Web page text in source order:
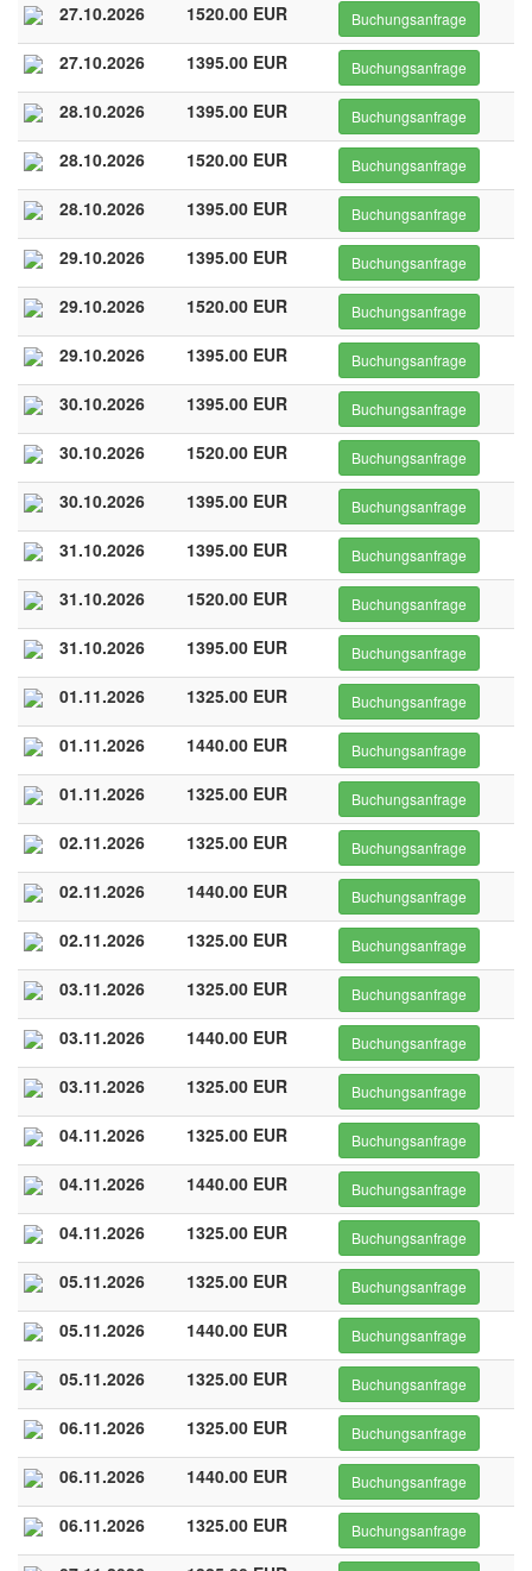
27.10.2026 1520.00 EUR Buchungsanfrage
27.10.2026 1395.00 EUR Buchungsanfrage
28.10.2026 1395.00 EUR Buchungsanfrage
28.10.2026 1520.00 EUR Buchungsanfrage
28.10.2026 1395.00 EUR Buchungsanfrage
29.10.2026 1395.00 EUR Buchungsanfrage
29.10.2026 1520.00 EUR Buchungsanfrage
29.10.2026 1395.00 EUR Buchungsanfrage
30.10.2026 1395.00 EUR Buchungsanfrage
30.10.2026 1520.00 EUR Buchungsanfrage
30.10.2026 1395.00 EUR Buchungsanfrage
31.10.2026 1395.00 EUR Buchungsanfrage
31.10.2026 1520.00 EUR Buchungsanfrage
31.10.2026 1395.00 EUR Buchungsanfrage
01.11.2026 1325.00 EUR Buchungsanfrage
01.11.2026 1440.00 EUR Buchungsanfrage
01.11.2026 1325.00 EUR Buchungsanfrage
02.11.2026 1325.00 EUR Buchungsanfrage
02.11.2026 1440.00 EUR Buchungsanfrage
02.11.2026 1325.00 EUR Buchungsanfrage
03.11.2026 1325.00 EUR Buchungsanfrage
03.11.2026 1440.00 EUR Buchungsanfrage
03.11.2026 1325.00 EUR Buchungsanfrage
04.11.2026 1325.00 EUR Buchungsanfrage
04.11.2026 1440.00 EUR Buchungsanfrage
04.11.2026 1325.00 EUR Buchungsanfrage
05.11.2026 1325.00 EUR Buchungsanfrage
05.11.2026 1440.00 EUR Buchungsanfrage
05.11.2026 1325.00 EUR Buchungsanfrage
06.11.2026 1325.00 EUR Buchungsanfrage
06.11.2026 1440.00 EUR Buchungsanfrage
06.11.2026 1325.00 EUR Buchungsanfrage